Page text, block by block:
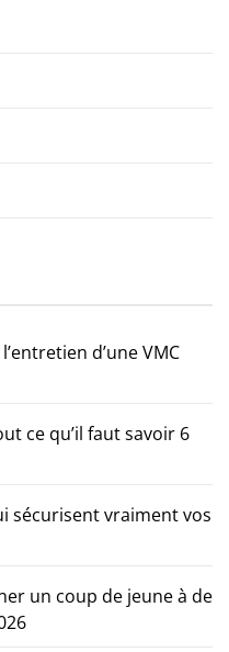
d’une VMC
ce qu’il faut savoir 6
sécurisent vraiment vos
un coup de jeune à de